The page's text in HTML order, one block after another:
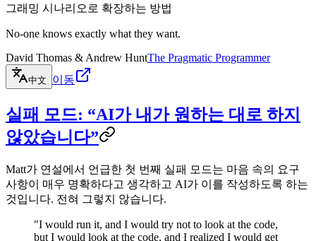
그래밍 시나리오로 확장하는 방법
No-one knows exactly what they want.
David Thomas & Andrew HuntThe Pragmatic Programmer
中文 이동
실패 모드: “AI가 내가 원하는 대로 하지
않았습니다”
Matt가 연설에서 언급한 첫 번째 실패 모드는 마음 속의 요구
사항이 매우 명확하다고 생각하고 AI가 이를 작성하도록 하는
것입니다. 전혀 그렇지 않습니다.
"I would run it, and I would try not to look at the code,
but I would look at the code, and I realized I would get